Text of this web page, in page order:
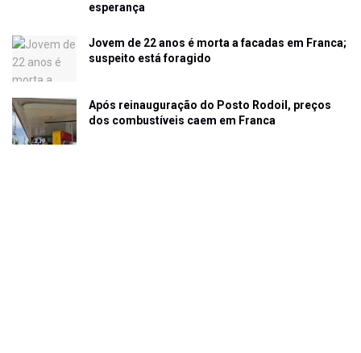
esperança
Jovem de 22 anos é morta a facadas em Franca;
suspeito está foragido
Após reinauguração do Posto Rodoil, preços
dos combustíveis caem em Franca